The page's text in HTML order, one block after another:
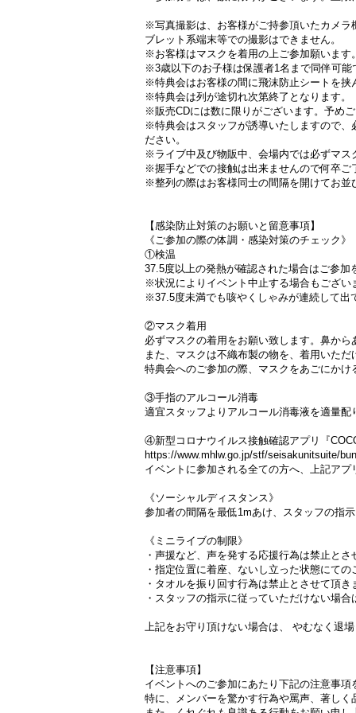
※写真撮影は、お客様がご持参頂いたカメラ
ブレット系端末等での撮影はできません。
※お客様はマスクを着用の上ご参加願います
※3歳以下のお子様は保護者1名まで同伴可能
※特典会はお客様の間に飛沫防止シートを挟
※特典会は列が途切れ次第終了となります。
※販売CDには数に限りがございます。予め
※特典会はスタッフが誘導いたしますので、
ださい。
※ライブ中及び物販中、会場内では必ずマス
※握手などでの接触は出来ませんので何卒ご
※整列の際はお客様同士の間隔を開けてお並
【感染防止対策のお願いと留意事項】
《ご参加の際の体調・感染対策のチェック》
①検温
37.5度以上の発熱が確認された場合はご参加
※状況によりイベント中止する場合もござい
※37.5度未満でも咳やくしゃみが連続して出
②マスク着用
必ずマスクの着用をお願い致します。鼻か
また、マスクは不織布製の物を、着用いただ
特典会へのご参加の際、マスクをあごにか
③手指のアルコール消毒
適宜スタッフよりアルコール消毒液を適量
④新型コロナウイルス接触確認アプリ『
https://www.mhlw.go.jp/stf/seisakunitsuite/
イベントに参加される全ての方へ、上記ア
《ソーシャルディスタンス》
参加者の間隔を最低1mあけ、スタッフの指
《ミニライブの制限》
・声援など、声を発する応援行為は禁止と
・指定位置に着座、ないし立った状態にて
・タオルを振り回す行為は禁止とさせて頂き
・スタッフの指示に従っていただけない場
上記をお守り頂けない場合は、 やむなく退
【注意事項】
イベントへのご参加にあたり下記の注意事
特に、メンバーを驚かす行為や罵声、著し